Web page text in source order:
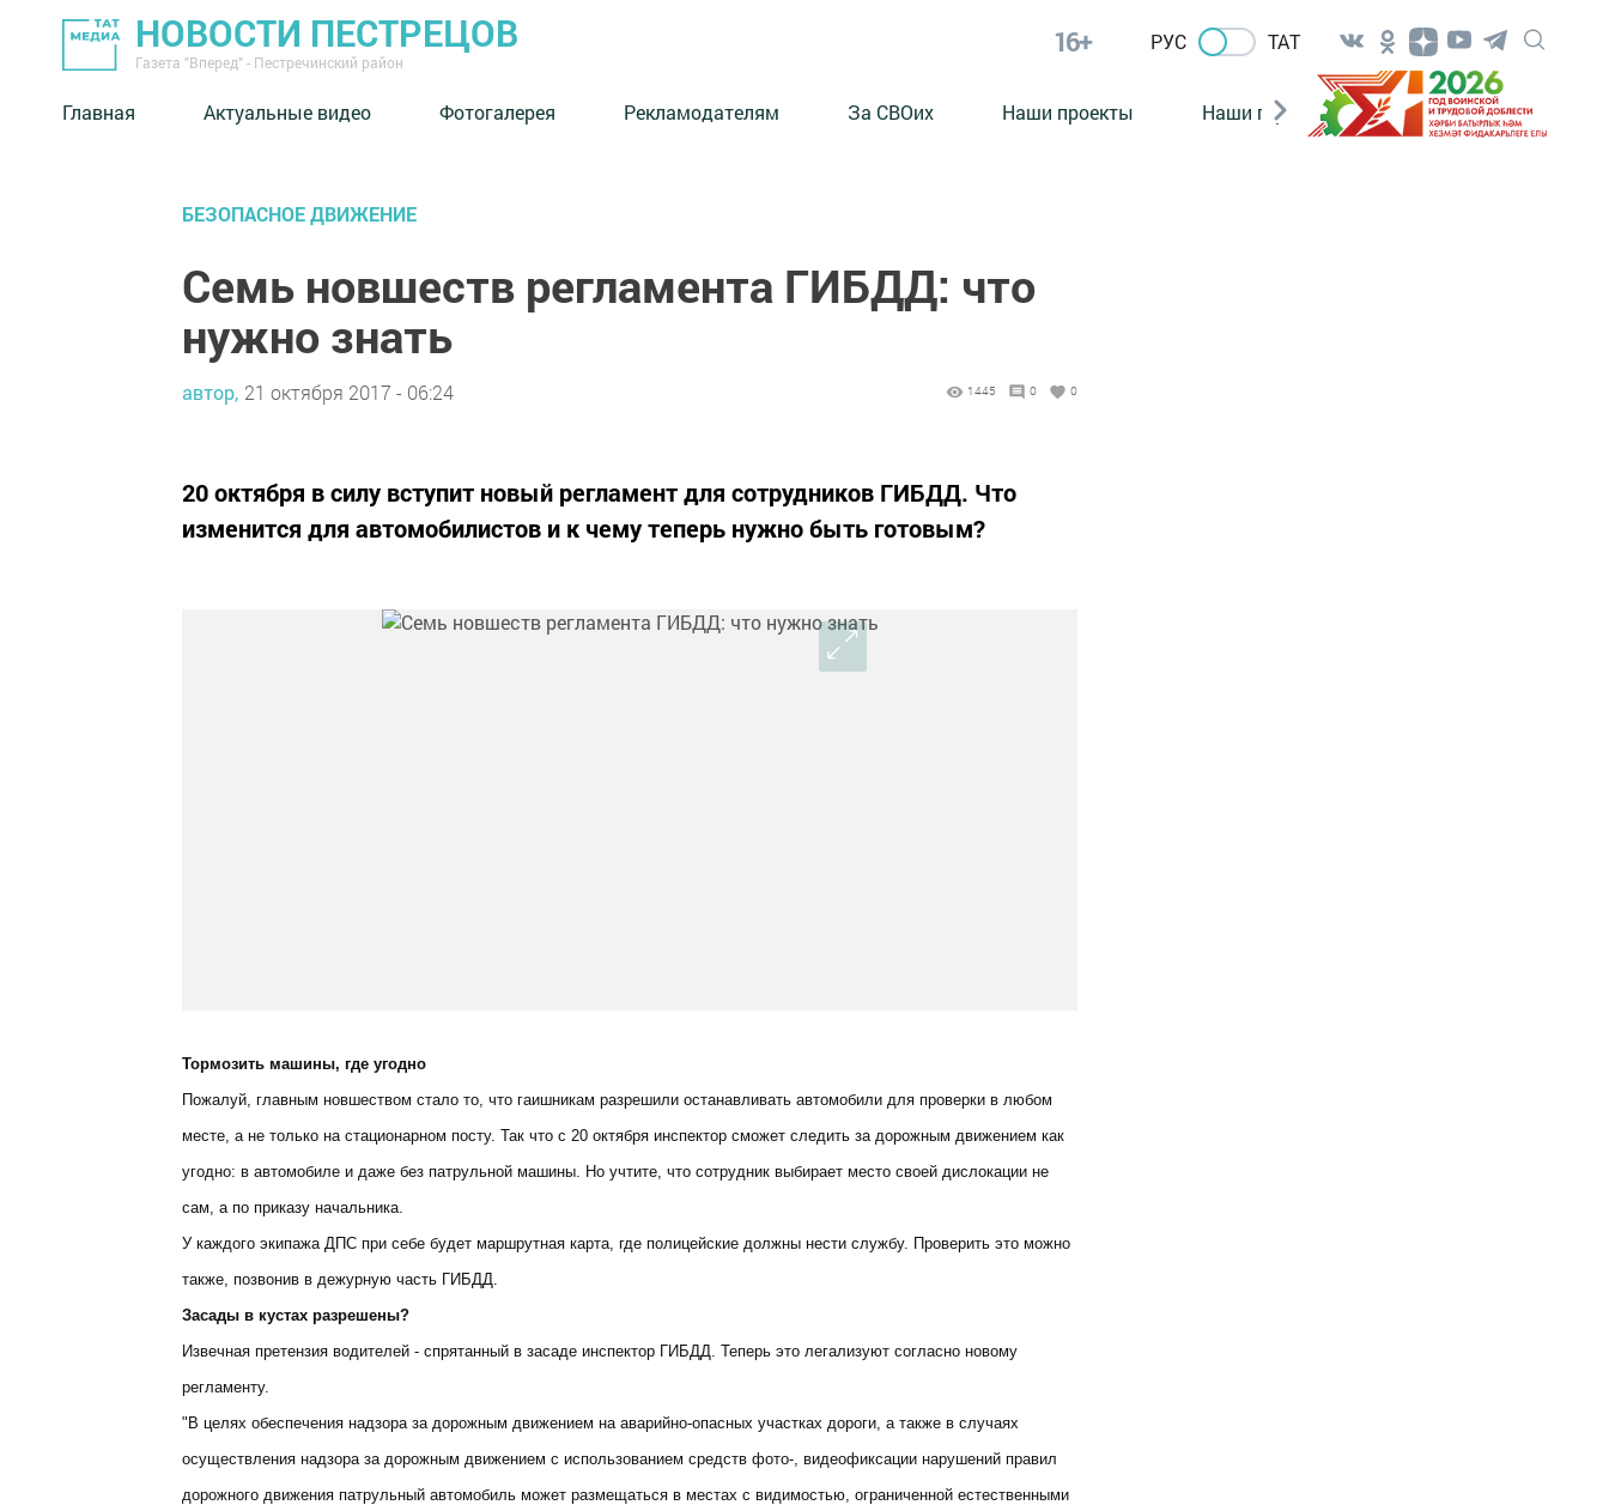
НОВОСТИ ПЕСТРЕЦОВ
Газета "Вперед" - Пестречинский район
16+ РУС ТАТ
Главная Актуальные видео Фотогалерея Рекламодателям За СВОих Наши проекты Наши герои Нормативно-правовые
БЕЗОПАСНОЕ ДВИЖЕНИЕ
Семь новшеств регламента ГИБДД: что
нужно знать
автор, 21 октября 2017 - 06:24 1445 0 0
20 октября в силу вступит новый регламент для сотрудников ГИБДД. Что
изменится для автомобилистов и к чему теперь нужно быть готовым?
Тормозить машины, где угодно
Пожалуй, главным новшеством стало то, что гаишникам разрешили останавливать автомобили для проверки в любом
месте, а не только на стационарном посту. Так что с 20 октября инспектор сможет следить за дорожным движением как
угодно: в автомобиле и даже без патрульной машины. Но учтите, что сотрудник выбирает место своей дислокации не
сам, а по приказу начальника.
У каждого экипажа ДПС при себе будет маршрутная карта, где полицейские должны нести службу. Проверить это можно
также, позвонив в дежурную часть ГИБДД.
Засады в кустах разрешены?
Извечная претензия водителей - спрятанный в засаде инспектор ГИБДД. Теперь это легализуют согласно новому
регламенту.
"В целях обеспечения надзора за дорожным движением на аварийно-опасных участках дороги, а также в случаях
осуществления надзора за дорожным движением с использованием средств фото-, видеофиксации нарушений правил
дорожного движения патрульный автомобиль может размещаться в местах с видимостью, ограниченной естественными